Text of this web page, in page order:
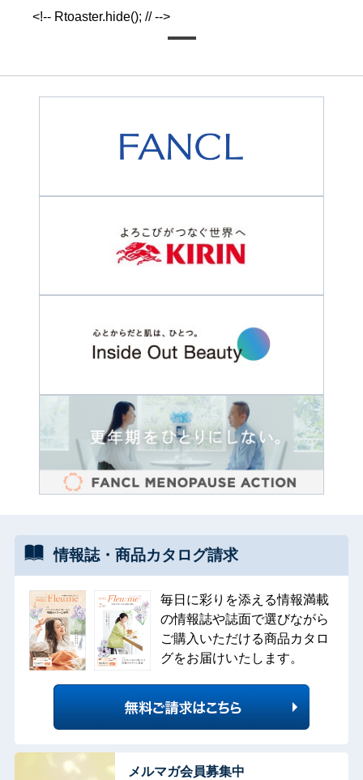
情報誌・ 商品カタログ請求
毎日に彩りを添える情報満載
の情報誌や誌面で選びながら
ご購入いただける商品カタロ
グをお届けいたします。
メルマガ会員募集中